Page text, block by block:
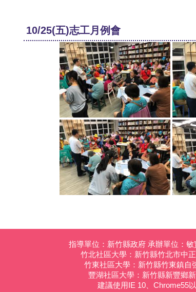
10/25(五)志工月例會
指導單位：新竹縣政府 承辦單位：
竹北社區大學：新竹縣竹北市中
竹東社區大學：新竹縣竹東鎮自
豐湖社區大學：新竹縣新豐鄉
建議使用IE 10、Chrome55